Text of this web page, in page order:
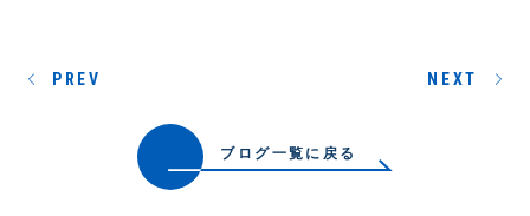
ブログ一覧に戻る
PREV NEXT